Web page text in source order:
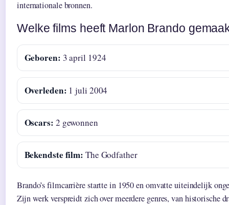
internationale bronnen.
Welke films heeft Marlon Brando
Geboren: 3 april 1924
Overleden: 1 juli 2004
Oscars: 2 gewonnen
Bekendste film: The Godfather
Brando’s filmcarrière startte in 1950 en omvatte uiteindelijk
Zijn werk verspreidt zich over meerdere genres, van historische